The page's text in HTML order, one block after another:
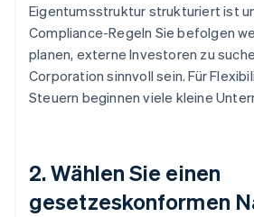
Eigentumsstruktur strukturiert ist
Compliance-Regeln Sie befolgen
planen, externe Investoren zu
Corporation sinnvoll sein. Für
Steuern beginnen viele kleine
2. Wählen Sie einen
gesetzeskonformen